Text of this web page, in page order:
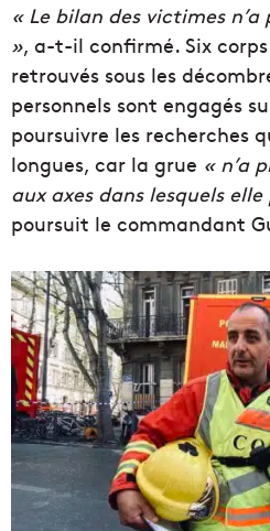
« Le bilan des victimes
», a-t-il confirmé. Six
retrouvés sous les
personnels sont engagés
poursuivre les recherches
longues, car la grue « n’a
aux axes dans lesquels
poursuit le commandant